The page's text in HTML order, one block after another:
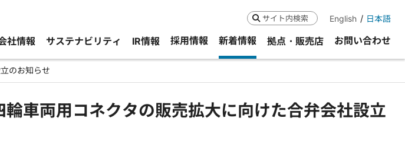
検索 English 日本語
社情報 サステナビリティ IR情報 採用情報 新着情報 拠点・販売店 お問い合わせ
のお知らせ
車両用コネクタの販売拡大に向けた合弁会社設立